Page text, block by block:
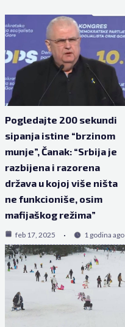
Pogledajte 200 sekundi
sipanja istine “brzinom
munje”, Čanak: “Srbija je
razbijena i razorena
država u kojoj više ništa
ne funkcioniše, osim
mafijaškog režima”
feb 17, 2025 1 godina ago